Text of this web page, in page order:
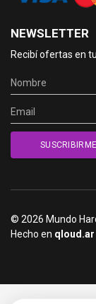
NEWSLETTER
Recibí ofertas en
© 2026 Mundo
Hecho en qloud.ar